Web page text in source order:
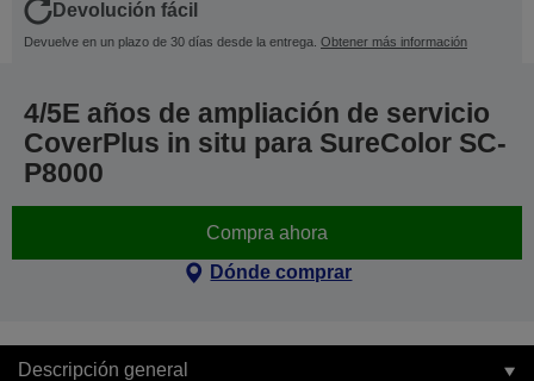
Devolución fácil
Devuelve en un plazo de 30 días desde la entrega. Obtener más información
4/5E años de ampliación de servicio
CoverPlus in situ para SureColor SC-
P8000
Compra ahora
Dónde comprar
Descripción general